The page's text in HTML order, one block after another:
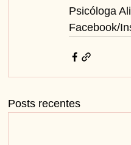
Psicóloga
Facebook/
Posts recentes